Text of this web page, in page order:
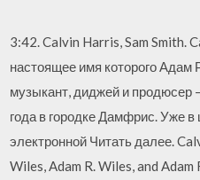
3:42. Calvin Harris, Sam Smith.
настоящее имя которого
музыкант, диджей и продюсер
года в городке Дамфрис. Уже
электронной Читать далее.
Wiles, Adam R. Wiles, and